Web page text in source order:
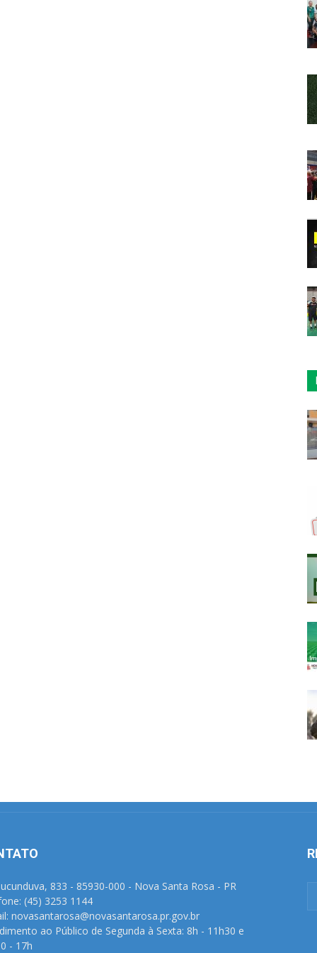
833 - 85930-000 - Nova Santa Rosa - PR
(45) 3253 1144
novasantarosa@novasantarosa.pr.gov.br
ao Público de Segunda à Sexta: 8h - 11h30 e
- 17h